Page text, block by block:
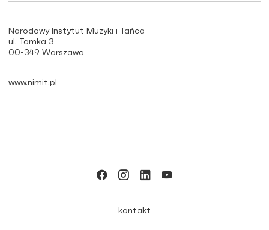
Narodowy Instytut Muzyki i Tańca
ul. Tamka 3
00-349 Warszawa
www.nimit.pl
kontakt